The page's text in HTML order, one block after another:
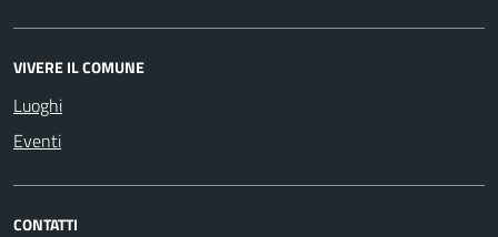
VIVERE IL COMUNE
Luoghi
Eventi
CONTATTI